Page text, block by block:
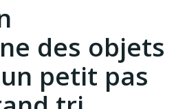
des objets
petit pas